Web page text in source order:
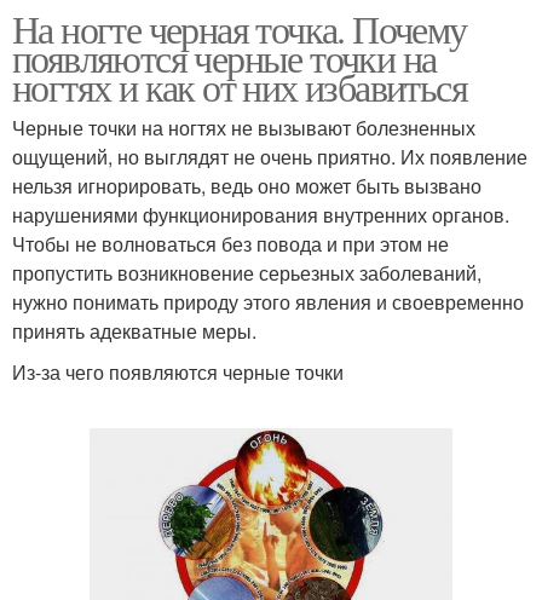
На ногте черная точка. Почему
появляются черные точки на
ногтях и как от них избавиться
Черные точки на ногтях не вызывают болезненных
ощущений, но выглядят не очень приятно. Их появление
нельзя игнорировать, ведь оно может быть вызвано
нарушениями функционирования внутренних органов.
Чтобы не волноваться без повода и при этом не
пропустить возникновение серьезных заболеваний,
нужно понимать природу этого явления и своевременно
принять адекватные меры.
Из-за чего появляются черные точки